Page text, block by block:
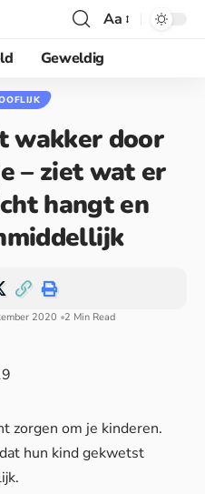
Aa
Geweldig
wakker door
– ziet wat er
hangt en
2020 2 Min Read
zorgen om je kinderen.
hun kind gekwetst